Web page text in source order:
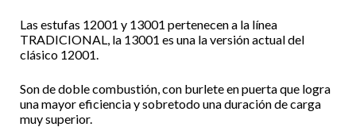
Las estufas 12001 y 13001 pertenecen a la línea
TRADICIONAL, la 13001 es una la versión actual del
clásico 12001.
Son de doble combustión, con burlete en puerta que logra
una mayor eficiencia y sobretodo una duración de carga
muy superior.